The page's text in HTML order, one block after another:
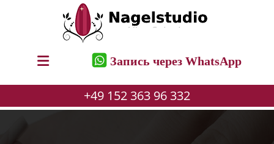
to
Запись через WhatsApp
+49 152 363 96 332